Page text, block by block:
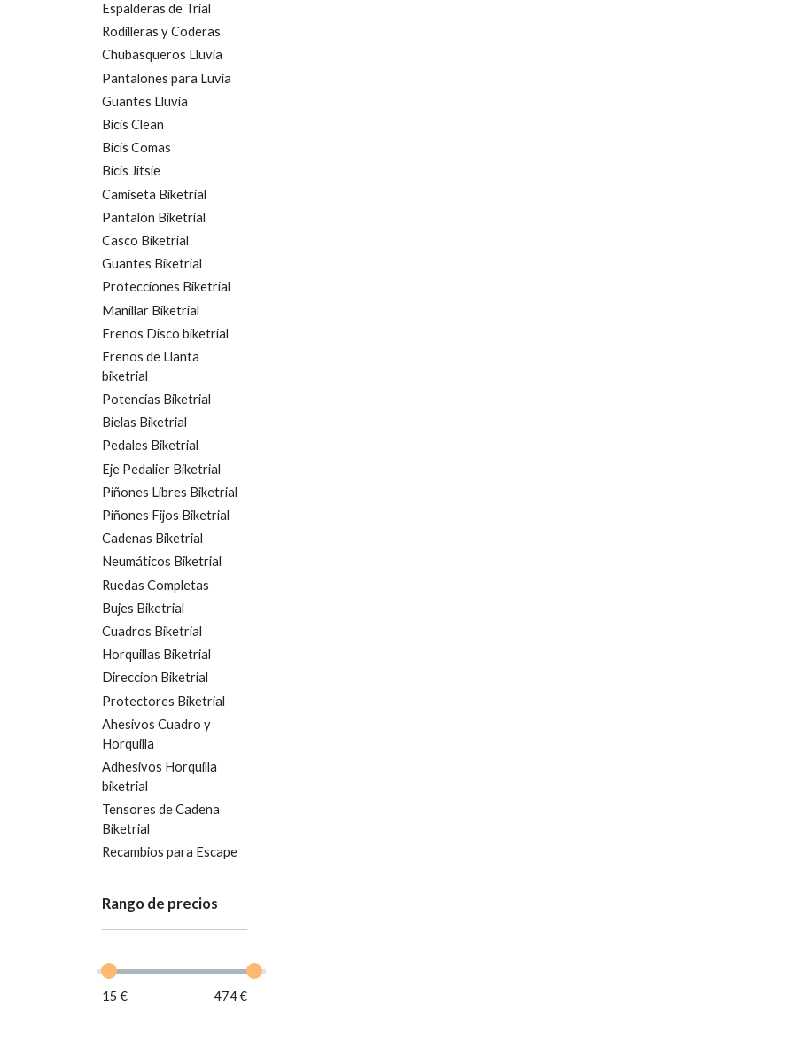
Espalderas de Trial
Rodilleras y Coderas
Chubasqueros Lluvia
Pantalones para Luvia
Guantes Lluvia
Bicis Clean
Bicis Comas
Bicis Jitsie
Camiseta Biketrial
Pantalón Biketrial
Casco Biketrial
Guantes Biketrial
Protecciones Biketrial
Manillar Biketrial
Frenos Disco biketrial
Frenos de Llanta
biketrial
Potencias Biketrial
Bielas Biketrial
Pedales Biketrial
Eje Pedalier Biketrial
Piñones Libres Biketrial
Piñones Fijos Biketrial
Cadenas Biketrial
Neumáticos Biketrial
Ruedas Completas
Bujes Biketrial
Cuadros Biketrial
Horquillas Biketrial
Direccion Biketrial
Protectores Biketrial
Ahesivos Cuadro y
Horquilla
Adhesivos Horquilla
biketrial
Tensores de Cadena
Biketrial
Recambios para Escape
Rango de precios
15 € 474 €